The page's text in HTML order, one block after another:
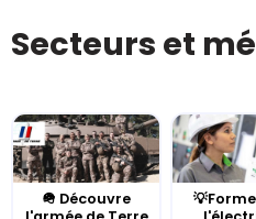
Secteurs et
🪖 Découvre